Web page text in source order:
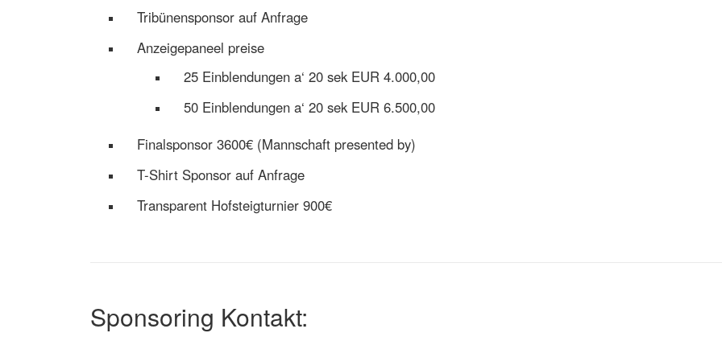
Tribünensponsor auf Anfrage
Anzeigepaneel preise
25 Einblendungen a‘ 20 sek EUR 4.000,00
50 Einblendungen a‘ 20 sek EUR 6.500,00
Finalsponsor 3600€ (Mannschaft presented by)
T-Shirt Sponsor auf Anfrage
Transparent Hofsteigturnier 900€
Sponsoring Kontakt: